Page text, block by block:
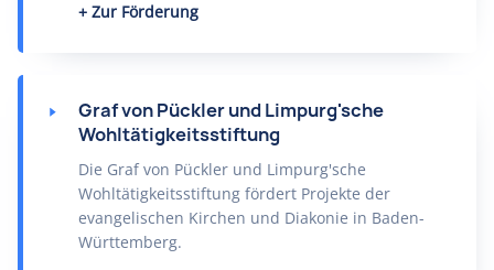
Zur Förderung
Graf von Pückler und Limpurg'sche
Wohltätigkeitsstiftung
Die Graf von Pückler und Limpurg'sche
Wohltätigkeitsstiftung fördert Projekte der
evangelischen Kirchen und Diakonie in Baden-
Württemberg.